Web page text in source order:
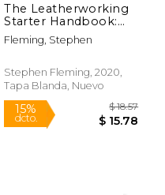
12%
dcto. $
The Leatherworking
Starter Handbook:
Beginner Friendly
Guide to Leather
and Techniques (Diy
Series) (en Inglés)
Fleming, Stephen
Stephen Fleming, 2020,
Tapa Blanda, Nuevo